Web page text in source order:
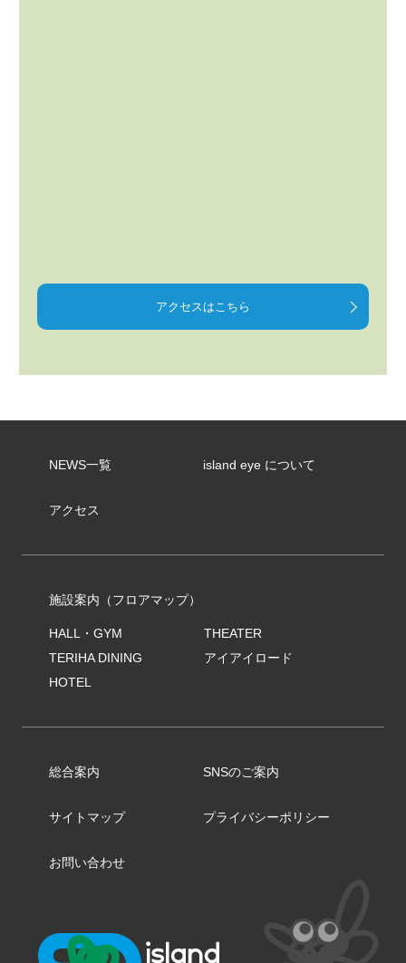
アクセスはこちら
NEWS一覧 island eye について
アクセス
施設案内（フロアマップ）
HALL・GYM
THEATER
TERIHA DINING
アイアイロード
HOTEL
総合案内 SNSのご案内
サイトマップ プライバシーポリシー
お問い合わせ